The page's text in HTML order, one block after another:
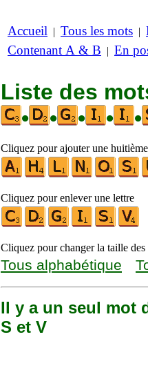
Accueil | Tous les mots |
Contenant A & B | En
Liste des
•
• • • •
Cliquez pour ajouter une
Cliquez pour enlever une lettre
Cliquez pour changer la taille des
Tous alphabétique
Il y a un seul mot
S et V